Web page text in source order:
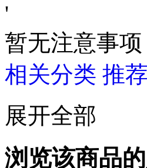
'
暂无注意事项
相关分类 推
展开全部
浏览该商品